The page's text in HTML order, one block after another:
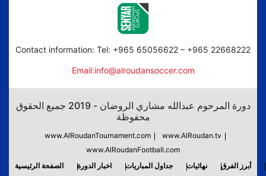
Contact information: Tel: +965 65056622 – +965 22668222
Email:info@alroudansoccer.com
دورة المرحوم عبدالله مشاري الروضان - 2019 جميع الحقوق
محفوظة
www.AlRoudanTournament.com
www.AlRoudan.tv
www.AlRoudanFootball.com
الصفحة الرئيسية
اخبار الدورة جداول المباريات نهائيات
أبرز الفرق